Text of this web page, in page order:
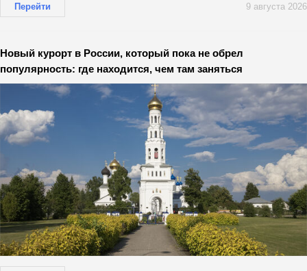
Перейти 9 августа 2026
Новый курорт в России, который пока не обрел
популярность: где находится, чем там заняться